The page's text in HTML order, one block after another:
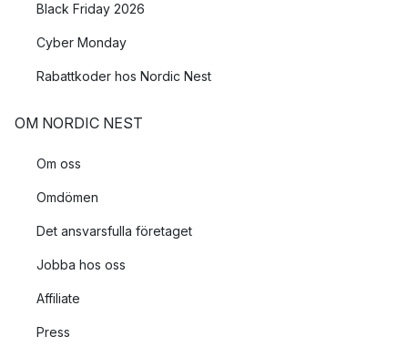
Black Friday 2026
Cyber Monday
Rabattkoder hos Nordic Nest
OM NORDIC NEST
Om oss
Omdömen
Det ansvarsfulla företaget
Jobba hos oss
Affiliate
Press